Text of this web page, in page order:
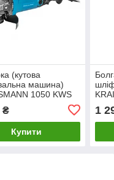
(кутова
машина)
1050 KWS
₴
Купити
1